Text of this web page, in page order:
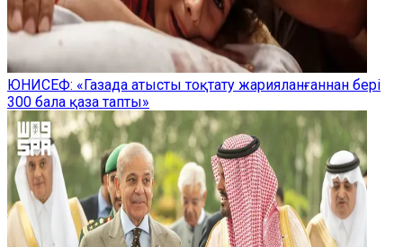
ЮНИСЕФ: «Газада атысты тоқтату жарияланғаннан бері
300 бала қаза тапты»